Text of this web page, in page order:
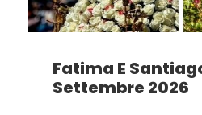
Fatima E
Settembre 2026